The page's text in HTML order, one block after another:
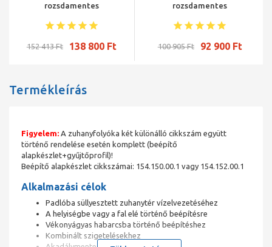
rozsdamentes
elektropolírozott,
152 413 Ft 138 800 Ft
rozsdamentes
elektropolírozott,
100 905 Ft 92 900 Ft
Termékleírás
Figyelem: A zuhanyfolyóka két különálló cikkszám együtt
történő rendelése esetén komplett (beépítő
alapkészlet+gyűjtőprofil)!
Beépítő alapkészlet cikkszámai: 154.150.00.1 vagy 154.152.00.1
Alkalmazási célok
Padlóba süllyesztett zuhanytér vízelvezetéséhez
A helyiségbe vagy a fal elé történő beépítésre
Vékonyágyas habarcsba történő beépítéshez
Kombinált szigetelésekhez